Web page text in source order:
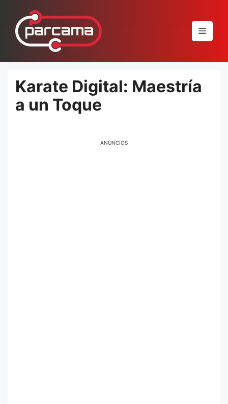
conteúdo
Menu
Karate Digital: Maestría
a un Toque
ANÚNCIOS